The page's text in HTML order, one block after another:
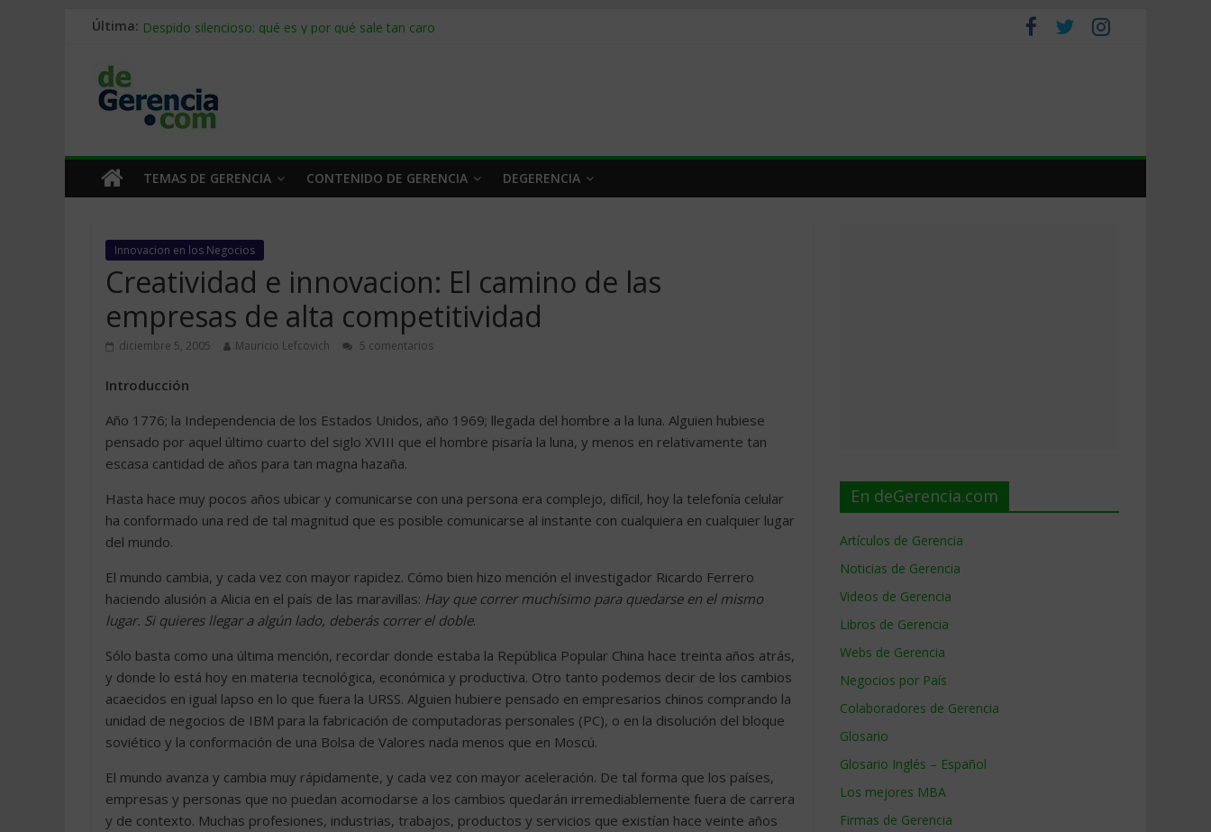
Última: Stablecoins para empresas: cómo pagar y cobrar en 2026
Trabajo forzoso en la cadena de suministro: qué hacer
Mercado hispano de EE. UU.: cómo segmentarlo y venderle
TEMAS DE GERENCIA CONTENIDO DE GERENCIA DEGERENCIA
Innovacion en los Negocios
Creatividad e innovacion: El camino de las
empresas de alta competitividad
diciembre 5, 2005 Mauricio Lefcovich 5 comentarios
Introducción
Año 1776; la Independencia de los Estados Unidos, año 1969; llegada del hombre a la luna. Alguien hubiese
pensado por aquel último cuarto del siglo XVIII que el hombre pisaría la luna, y menos en relativamente tan
escasa cantidad de años para tan magna hazaña.
Hasta hace muy pocos años ubicar y comunicarse con una persona era complejo, difícil, hoy la telefonía celular
ha conformado una red de tal magnitud que es posible comunicarse al instante con cualquiera en cualquier lugar
del mundo.
El mundo cambia, y cada vez con mayor rapidez. Cómo bien hizo mención el investigador Ricardo Ferrero
haciendo alusión a Alicia en el país de las maravillas: Hay que correr muchísimo para quedarse en el mismo
lugar. Si quieres llegar a algún lado, deberás correr el doble.
Sólo basta como una última mención, recordar donde estaba la República Popular China hace treinta años atrás,
y donde lo está hoy en materia tecnológica, económica y productiva. Otro tanto podemos decir de los cambios
acaecidos en igual lapso en lo que fuera la URSS. Alguien hubiere pensado en empresarios chinos comprando la
unidad de negocios de IBM para la fabricación de computadoras personales (PC), o en la disolución del bloque
soviético y la conformación de una Bolsa de Valores nada menos que en Moscú.
El mundo avanza y cambia muy rápidamente, y cada vez con mayor aceleración. De tal forma que los países,
empresas y personas que no puedan acomodarse a los cambios quedarán irremediablemente fuera de carrera
y de contexto. Muchas profesiones, industrias, trabajos, productos y servicios que existían hace veinte años
En deGerencia.com
Artículos de Gerencia
Noticias de Gerencia
Videos de Gerencia
Libros de Gerencia
Webs de Gerencia
Negocios por País
Colaboradores de Gerencia
Glosario
Glosario Inglés – Español
Los mejores MBA
Firmas de Gerencia